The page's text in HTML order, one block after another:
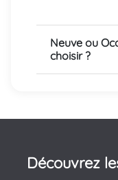
Neuve ou
choisir ?
Découvrez